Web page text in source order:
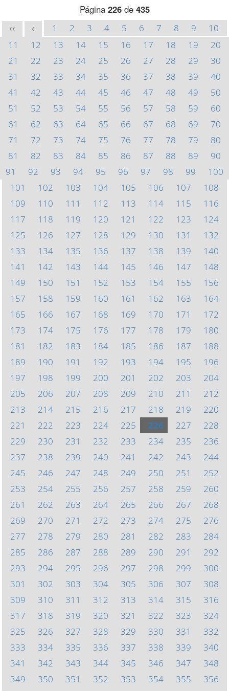
Página 226de 435
<< < 1 2 3 4 5 6 7 8 9
10
11
12 13 14 15 16 17 18 19
20
21
22 23 24 25 26 27 28 29
30
31
32 33 34 35 36 37 38 39
40
41
42 43 44 45 46 47 48 49
50
51
52 53 54 55 56 57 58 59
60
61
62 63 64 65 66 67 68 69
70
71
72 73 74 75 76 77 78 79
80
81
82 83 84 85 86 87 88 89
90
91
92 93 94 95 96 97 98 99
100
101
102 103 104 105 106 107
108
109
110 111 112 113 114 115
116
117
118 119 120 121 122 123
124
125
126 127 128 129 130 131
132
133
134 135 136 137 138 139
140
141
142 143 144 145 146 147
148
149
150 151 152 153 154 155
156
157
158 159 160 161 162 163
164
165
166 167 168 169 170 171
172
173
174 175 176 177 178 179
180
181
182 183 184 185 186 187
188
189
190 191 192 193 194 195
196
197
198 199 200 201 202 203
204
205
206 207 208 209 210 211
212
213
214 215 216 217 218 219
220
221
222 223 224 225 226 227
228
229
230 231 232 233 234 235
236
237
238 239 240 241 242 243
244
245
246 247 248 249 250 251
252
253
254 255 256 257 258 259
260
261
262 263 264 265 266 267
268
269
270 271 272 273 274 275
276
277
278 279 280 281 282 283
284
285
286 287 288 289 290 291
292
293
294 295 296 297 298 299
300
301
302 303 304 305 306 307
308
309
310 311 312 313 314 315
316
317
318 319 320 321 322 323
324
325
326 327 328 329 330 331
332
333
334 335 336 337 338 339
340
341
342 343 344 345 346 347
348
349
350 351 352 353 354 355
356